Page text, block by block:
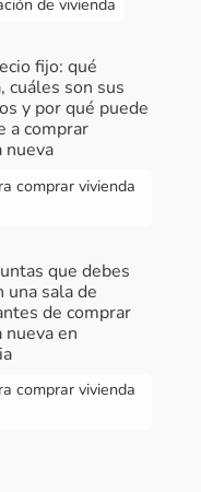
fijo: qué
cuáles son sus
y por qué puede
a comprar
nueva
comprar vivienda
que debes
una sala de
de comprar
nueva en
comprar vivienda